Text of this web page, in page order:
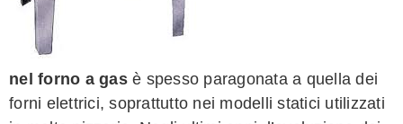
nel forno a gasè spesso paragonata a quella dei
forni elettrici, soprattutto nei modelli statici utilizzati